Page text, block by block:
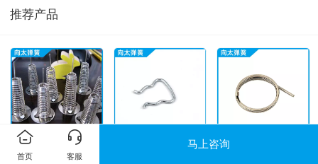
推荐产品
弹簧产品实拍
首页 客服
马上咨询